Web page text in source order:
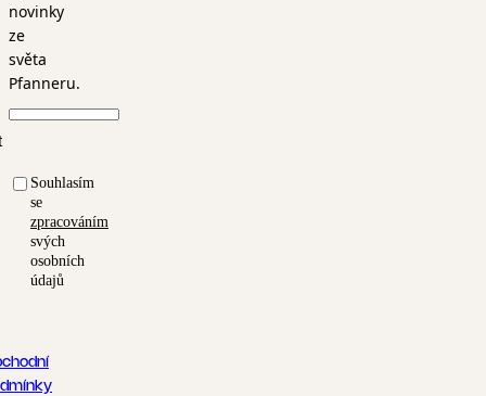
novinky
ze
světa
Pfanneru.
Souhlasím
se
zpracováním
svých
osobních
údajů